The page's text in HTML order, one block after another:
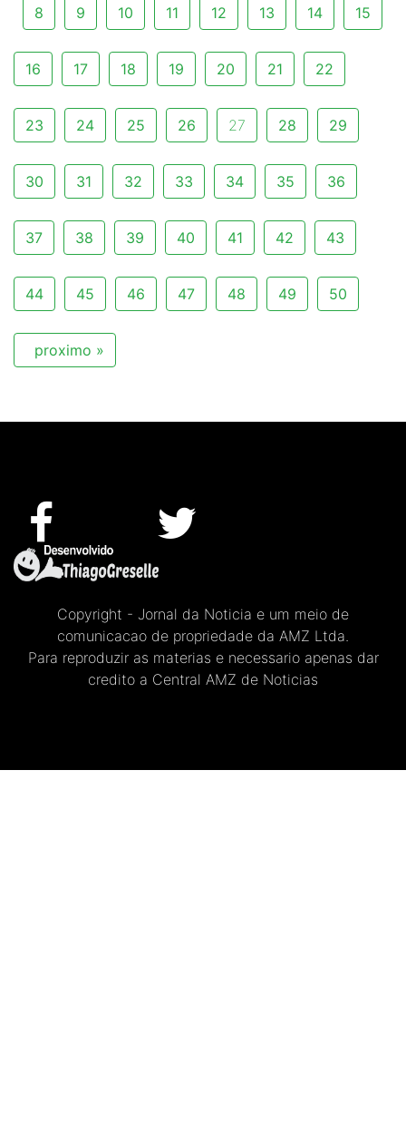
8 9 10 11 12 13 14 15
16 17 18 19 20 21 22
23 24 25 26 27 28 29
30 31 32 33 34 35 36
37 38 39 40 41 42 43
44 45 46 47 48 49 50
proximo »
Copyright - Jornal da Noticia e um meio de
comunicacao de propriedade da AMZ Ltda.
Para reproduzir as materias e necessario apenas dar
credito a Central AMZ de Noticias